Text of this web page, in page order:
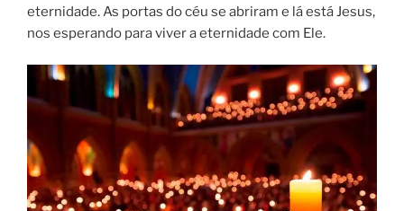
eternidade. As portas do céu se abriram e lá está Jesus,
nos esperando para viver a eternidade com Ele.